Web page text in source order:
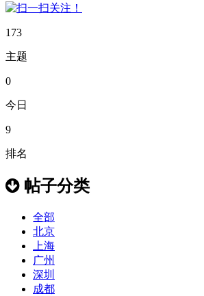
173
主题
0
今日
9
排名
帖子分类
全部
北京
上海
广州
深圳
成都